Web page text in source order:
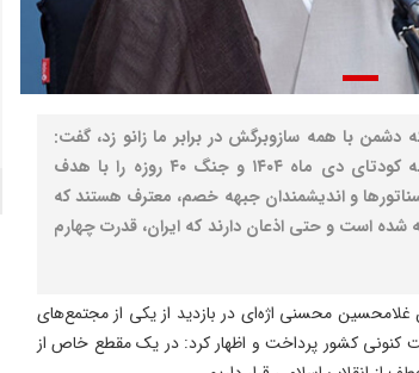
دشمن با همه سازوبرگش در برابر ما زانو زد، گفت:
دشمن سه توطئه‌ جنگ ۱۲ روزه، شبه کودتای دی ماه ۱۴۰۴ و جنگ ۴۰ روزه را با هدف
و اندیشمندان جبهه‌ خصم، معترف هستند که
شده است و حتی اذعان دارند که ایران، قدرت چهارم
محسنی اژه‌ای در بازدید از یکی از مجتمع‌های
کنونی کشور پرداخت و اظهار کرد: در یک مقطع خاص از